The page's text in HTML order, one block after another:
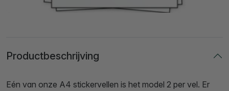
Productbeschrijving
Eén van onze A4 stickervellen is het model 2 per vel. Er